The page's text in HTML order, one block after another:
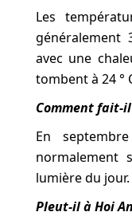
Les
généralement
avec une
tombent à 24 °
Comment fait-
En
normalement
lumière du jour.
Pleut-il à Hoi